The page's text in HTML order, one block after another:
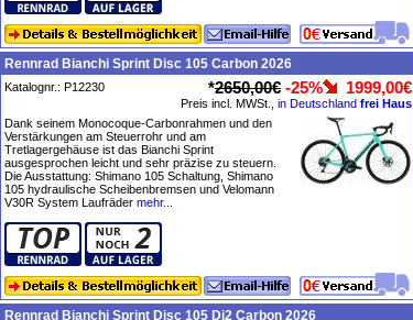
Rennrad Bianchi Sprint Disc 105 Carbon 2026
Katalognr.: P12230 *2650,00€ -25% 1999,00€
Preis incl. MWSt., in Deutschland frei Haus
Dank seinem Monocoque-Carbonrahmen und den
Verstärkungen am Steuerrohr und am
Tretlagergehäuse ist das Bianchi Sprint
ausgesprochen leicht und sehr präzise zu steuern.
Die Ausstattung: Shimano 105 Schaltung, Shimano
105 hydraulische Scheibenbremsen und Velomann
V30R System Laufräder mehr...
Rennrad Bianchi Sprint Disc 105 Di2 Carbon 2026